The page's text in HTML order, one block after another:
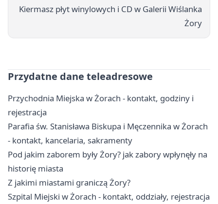
Kiermasz płyt winylowych i CD w Galerii Wiślanka
Żory
Przydatne dane teleadresowe
Przychodnia Miejska w Żorach - kontakt, godziny i
rejestracja
Parafia św. Stanisława Biskupa i Męczennika w Żorach
- kontakt, kancelaria, sakramenty
Pod jakim zaborem były Żory? jak zabory wpłynęły na
historię miasta
Z jakimi miastami graniczą Żory?
Szpital Miejski w Żorach - kontakt, oddziały, rejestracja